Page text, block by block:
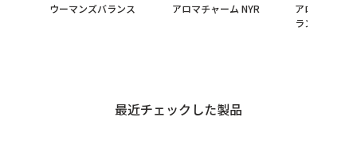
ウーマンズバランス アロマチャーム NYR
アロマパルス
ランス
最近チェックした製品